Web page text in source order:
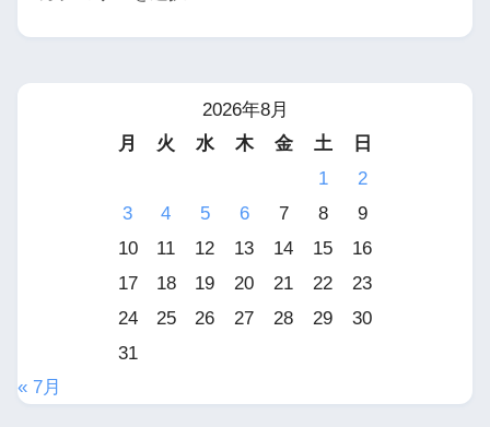
2026年8月
月
火 水 木 金 土
日
1
2
3
4 5 6 7 8
9
10
11 12 13 14 15
16
17
18 19 20 21 22
23
24
25 26 27 28 29
30
31
« 7月